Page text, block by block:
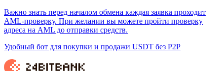
Важно знать перед началом обмена каждая заявка проходит
AML-проверку. При желании вы можете пройти проверку
адреса на AML до отправки средств.
Удобный бот для покупки и продажи USDT без P2P